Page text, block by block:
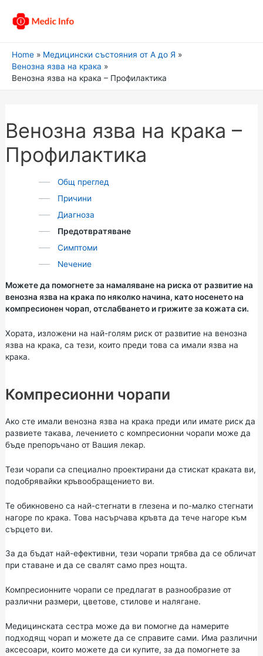
Home
Медицински състояния от А до Я
Венозна язва на крака
Венозна язва на крака – Профилактика
Венозна язва на крака –
Профилактика
Общ преглед
Причини
Диагноза
Предотвратяване
Симптоми
Nечение
Можете да помогнете за намаляване на риска от развитие на
венозна язва на крака по няколко начина, като носенето на
компресионен чорап, отслабването и грижите за кожата си.
Хората, изложени на най-голям риск от развитие на венозна
язва на крака, са тези, които преди това са имали язва на
крака.
Компресионни чорапи
Ако сте имали венозна язва на крака преди или имате риск да
развиете такава, лечението с компресионни чорапи може да
бъде препоръчано от Вашия лекар.
Тези чорапи са специално проектирани да стискат краката ви,
подобрявайки кръвообращението ви.
Те обикновено са най-стегнати в глезена и по-малко стегнати
нагоре по крака. Това насърчава кръвта да тече нагоре към
сърцето ви.
За да бъдат най-ефективни, тези чорапи трябва да се обличат
при ставане и да се свалят само през нощта.
Компресионните чорапи се предлагат в разнообразие от
различни размери, цветове, стилове и налягане.
Медицинската сестра може да ви помогне да намерите
подходящ чорап и можете да се справите сами. Има различни
аксесоари, които можете да си купите, за да помогнете за